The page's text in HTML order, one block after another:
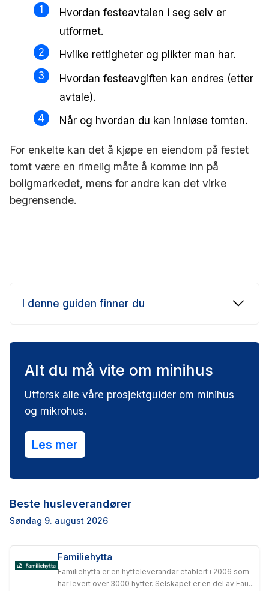
Hvordan festeavtalen i seg selv er
utformet.
Hvilke rettigheter og plikter man har.
Hvordan festeavgiften kan endres (etter
avtale).
Når og hvordan du kan innløse tomten.
For enkelte kan det å kjøpe en eiendom på festet
tomt være en rimelig måte å komme inn på
boligmarkedet, mens for andre kan det virke
begrensende.
I denne guiden finner du
Alt du må vite om minihus
Utforsk alle våre prosjektguider om minihus
og mikrohus.
Les mer
Beste husleverandører
Søndag 9. august 2026
Familiehytta
Familiehytta er en hytteleverandør etablert i 2006 som
har levert over 3000 hytter. Selskapet er en del av Fau...